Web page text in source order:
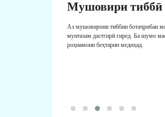
Мушовири тиббӣ
Аз мушовирони тиббии ботаҷрибаи
мунтазам дастгирӣ гиред. Ба шумо
роҳнамоии беҳтарин медиҳад.